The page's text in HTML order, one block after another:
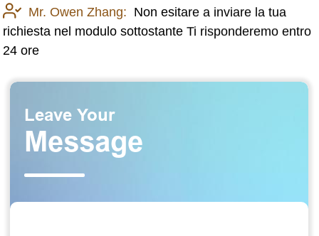
Mr. Owen Zhang: Non esitare a inviare la tua
richiesta nel modulo sottostante Ti risponderemo entro
24 ore